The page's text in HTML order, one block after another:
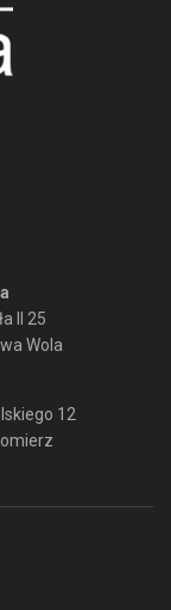
II 25
Wola
12